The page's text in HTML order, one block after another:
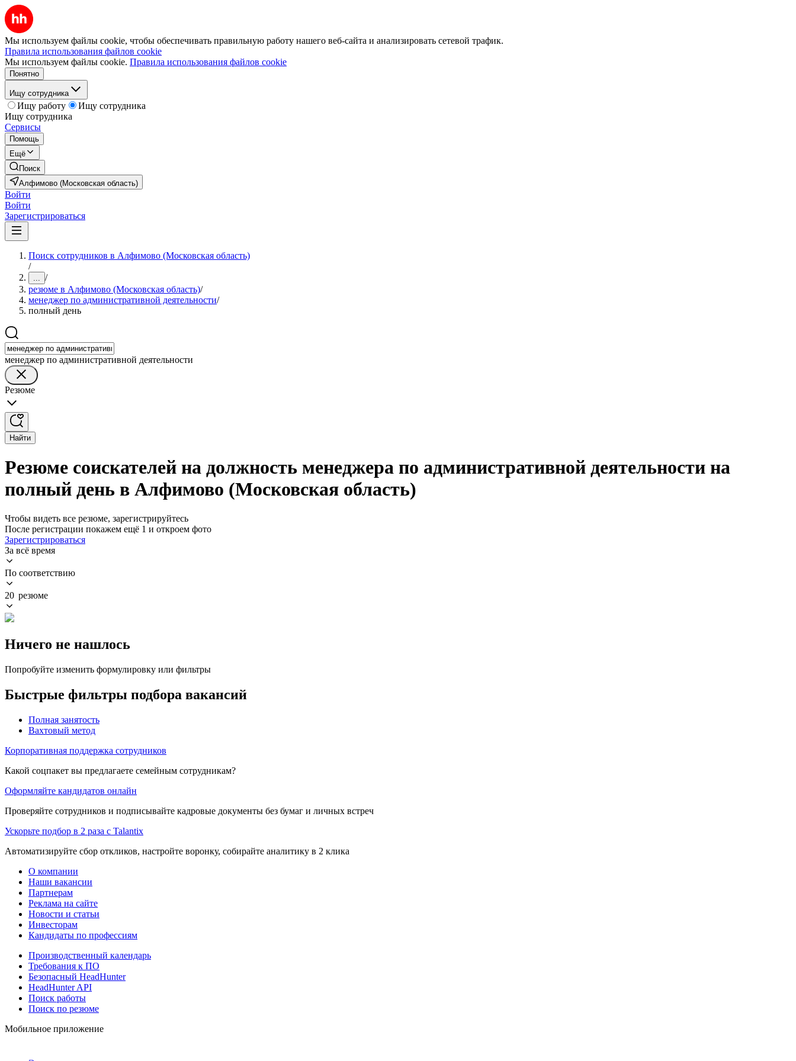
Мы используем файлы cookie, чтобы обеспечивать правильную работу нашего веб-сайта и анализировать сетевой трафик.
Правила использования файлов cookie
Мы используем файлы cookie. Правила использования файлов cookie
Понятно
Ищу сотрудника
Ищу работу
Ищу сотрудника
Ищу сотрудника
Сервисы
Помощь
Ещё
Поиск
Алфимово (Московская область)
Войти
Войти
Зарегистрироваться
Поиск сотрудников в Алфимово (Московская область)
/
... /
резюме в Алфимово (Московская область)/
менеджер по административной деятельности/
полный день
менеджер по административной деятельности
Резюме
Найти
Резюме соискателей на должность менеджера по административной деятельности на
полный день в Алфимово (Московская область)
Чтобы видеть все резюме, зарегистрируйтесь
После регистрации покажем ещё 1 и откроем фото
Зарегистрироваться
За всё время
По соответствию
20 резюме
Ничего не нашлось
Попробуйте изменить формулировку или фильтры
Быстрые фильтры подбора вакансий
Полная занятость
Вахтовый метод
Корпоративная поддержка сотрудников
Какой соцпакет вы предлагаете семейным сотрудникам?
Оформляйте кандидатов онлайн
Проверяйте сотрудников и подписывайте кадровые документы без бумаг и личных встреч
Ускорьте подбор в 2 раза с Talantix
Автоматизируйте сбор откликов, настройте воронку, собирайте аналитику в 2 клика
О компании
Наши вакансии
Партнерам
Реклама на сайте
Новости и статьи
Инвесторам
Кандидаты по профессиям
Производственный календарь
Требования к ПО
Безопасный HeadHunter
HeadHunter API
Поиск работы
Поиск по резюме
Мобильное приложение